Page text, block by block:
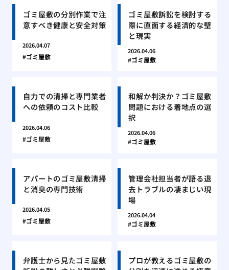
ゴミ屋敷の分別作業で注
意すべき健康と安全対策
2026.04.07
ゴミ屋敷
ゴミ屋敷訴訟を検討する
際に直面する経済的な壁
と現実
2026.04.06
ゴミ屋敷
自力での清掃と専門業者
への依頼のコスト比較
2026.04.06
ゴミ屋敷
和解か判決か？ゴミ屋敷
問題における着地点の選
択
2026.04.06
ゴミ屋敷
アパートのゴミ屋敷清掃
と消臭の専門技術
2026.04.05
ゴミ屋敷
管理会社担当者が語る退
去トラブルの凄まじい現
場
2026.04.04
ゴミ屋敷
弁護士から見たゴミ屋敷
プロが教えるゴミ屋敷の